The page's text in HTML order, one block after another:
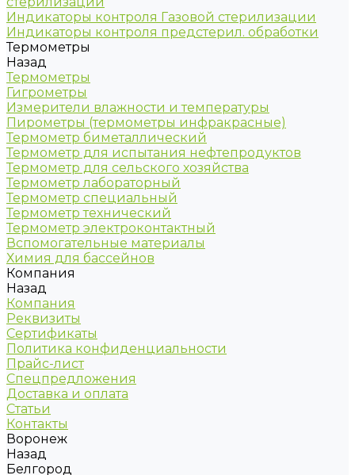
Индикаторы контроля Газовой стерилизации
Индикаторы контроля предстерил. обработки
Термометры
Назад
Термометры
Гигрометры
Измерители влажности и температуры
Пирометры (термометры инфракрасные)
Термометр биметаллический
Термометр для испытания нефтепродуктов
Термометр для сельского хозяйства
Термометр лабораторный
Термометр специальный
Термометр технический
Термометр электроконтактный
Вспомогательные материалы
Химия для бассейнов
Компания
Назад
Компания
Реквизиты
Сертификаты
Политика конфиденциальности
Прайс-лист
Спецпредложения
Доставка и оплата
Статьи
Контакты
Воронеж
Назад
Белгород